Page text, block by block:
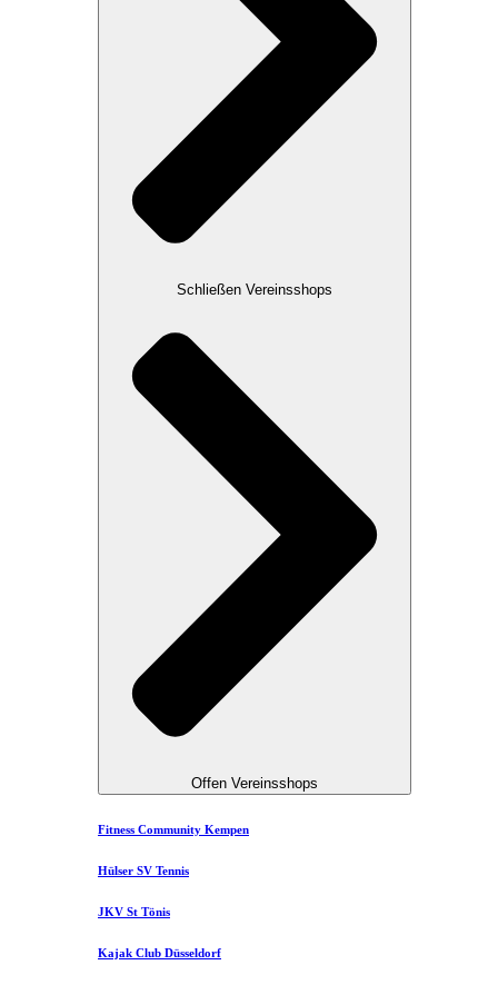
Schließen Vereinsshops
Offen Vereinsshops
Fitness Community Kempen
Hülser SV Tennis
JKV St Tönis
Kajak Club Düsseldorf